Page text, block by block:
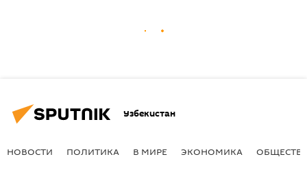
Узбекистан
НОВОСТИ ПОЛИТИКА В МИРЕ ЭКОНОМИКА